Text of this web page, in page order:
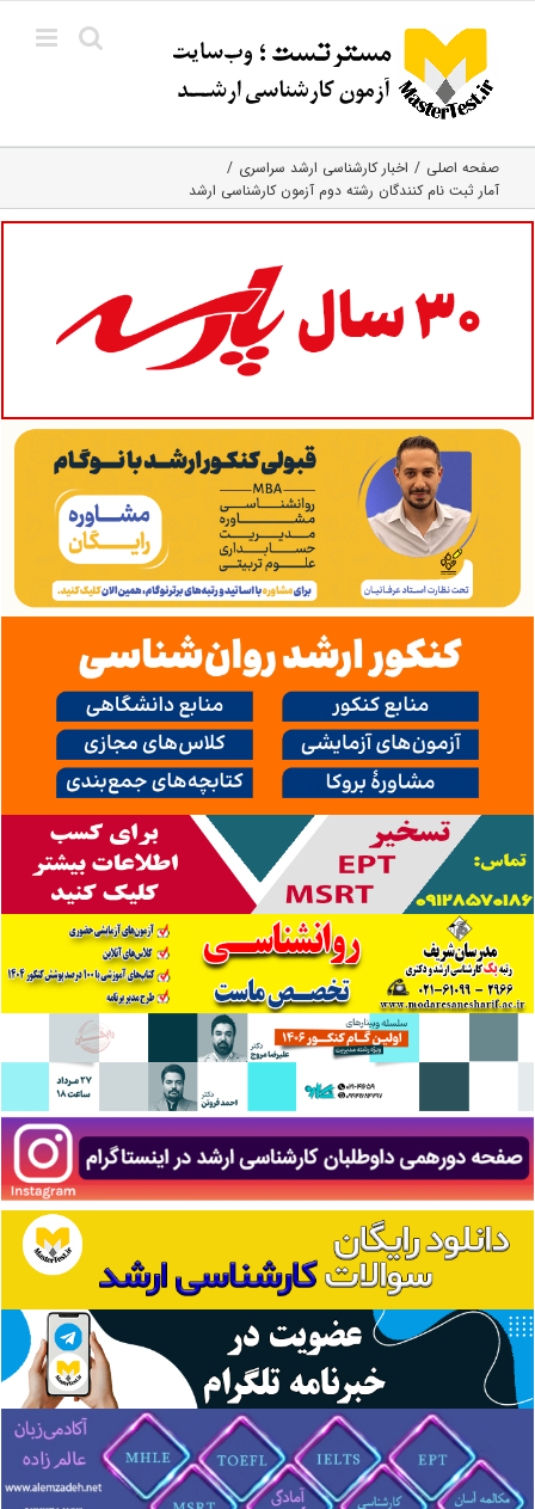
content
صفحه اصلی
اخبار کارشناسی ارشد سراسری
آمار ثبت نام کنندگان رشته دوم آزمون کارشناسی ارشد